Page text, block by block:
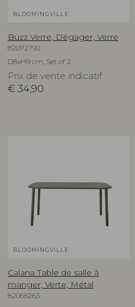
BLOOMINGVILLE
Buzz Verre, Dégager, Verre
82072792
D8xH9 cm, Set of 2
Prix de vente indicatif
€ 34,90
BLOOMINGVILLE
Calana Table de salle à
manger, Verte, Métal
82065263